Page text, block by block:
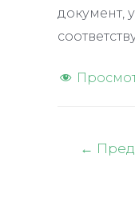
документ,
Навигация
←